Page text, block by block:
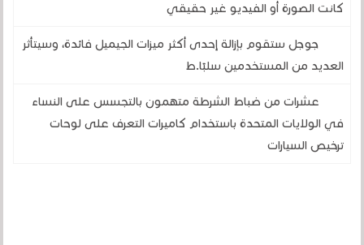
كانت الصورة أو الفيديو غير حقيقي
جوجل ستقوم بإزالة إحدى أكثر ميزات الجيميل فائدة، وسيتأثر
العديد من المستخدمين سلبًا.ط
عشرات من ضباط الشرطة متهمون بالتجسس على النساء
في الولايات المتحدة باستخدام كاميرات التعرف على لوحات
ترخيص السيارات